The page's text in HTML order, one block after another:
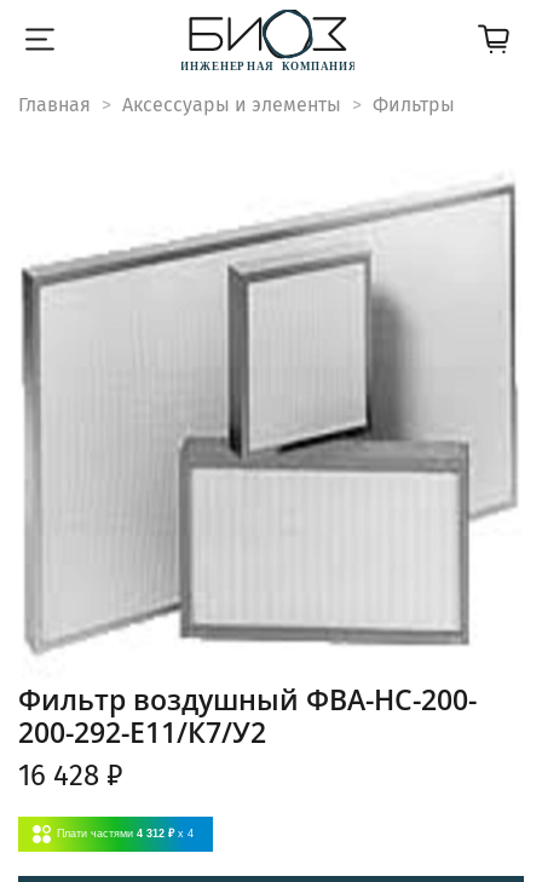
Главная Аксессуары и элементы Фильтры
Фильтр воздушный ФВА-НС-200-
200-292-E11/К7/У2
16 428 ₽
Плати частями 4 312 ₽ x 4